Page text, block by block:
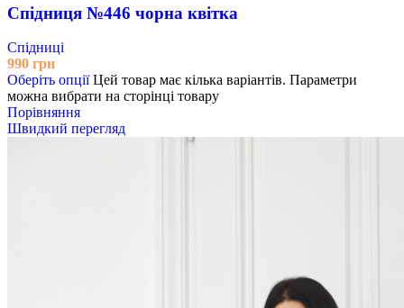
Спідниця №446 чорна квітка
Спідниці
990 грн
Оберіть опції Цей товар має кілька варіантів. Параметри
можна вибрати на сторінці товару
Порівняння
Швидкий перегляд